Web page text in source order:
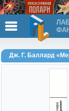
Дж. Г. Баллард